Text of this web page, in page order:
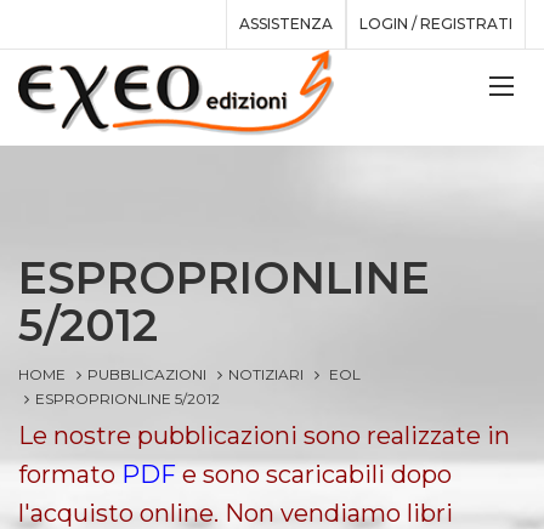
ASSISTENZA LOGIN / REGISTRATI
ESPROPRIONLINE
5/2012
HOME PUBBLICAZIONI NOTIZIARI
EOL
ESPROPRIONLINE 5/2012
Le nostre pubblicazioni sono realizzate in
formato PDF e sono scaricabili dopo
l'acquisto online. Non vendiamo libri